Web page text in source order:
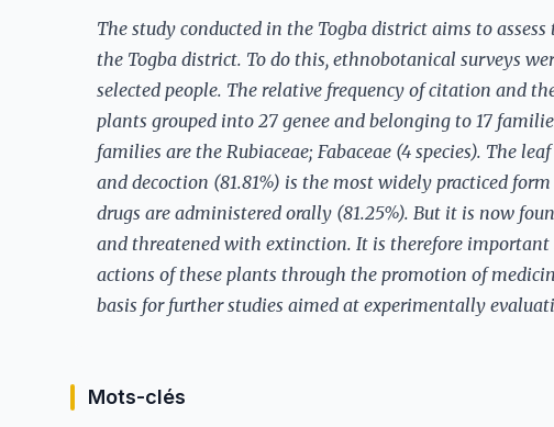
The study conducted in the Togba district aims to
the Togba district. To do this, ethnobotanical surveys
selected people. The relative frequency of citation and
plants grouped into 27 genee and belonging to 17
families are the Rubiaceae; Fabaceae (4 species). The
and decoction (81.81%) is the most widely practiced
drugs are administered orally (81.25%). But it is now
and threatened with extinction. It is therefore important
actions of these plants through the promotion of
basis for further studies aimed at experimentally
Mots-clés